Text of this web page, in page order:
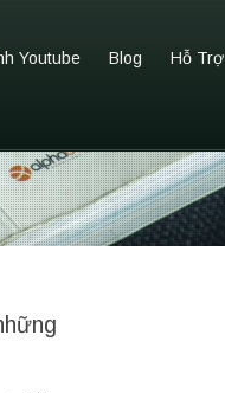
Youtube Blog Hỗ Trợ